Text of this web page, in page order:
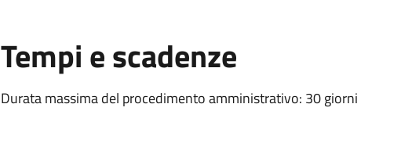
Tempi e scadenze
Durata massima del procedimento amministrativo: 30 giorni